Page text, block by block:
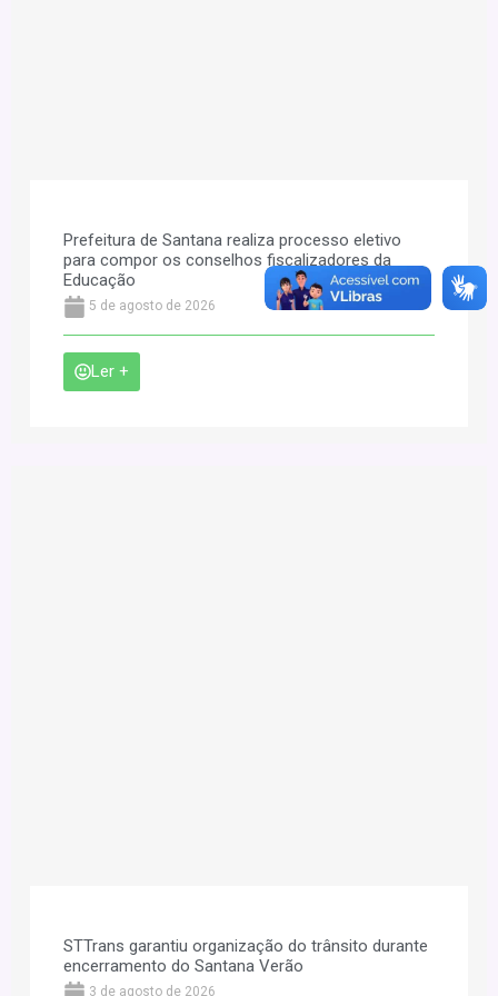
Prefeitura de Santana realiza processo eletivo
para compor os conselhos fiscalizadores da
Educação
5 de agosto de 2026
Ler +
STTrans garantiu organização do trânsito durante
encerramento do Santana Verão
3 de agosto de 2026